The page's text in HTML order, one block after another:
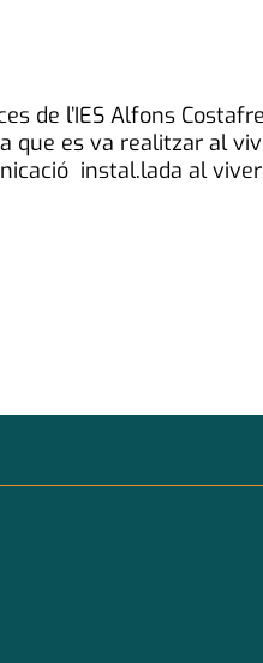
de l’IES Alfons
es va realitzar al
instal.lada al viver